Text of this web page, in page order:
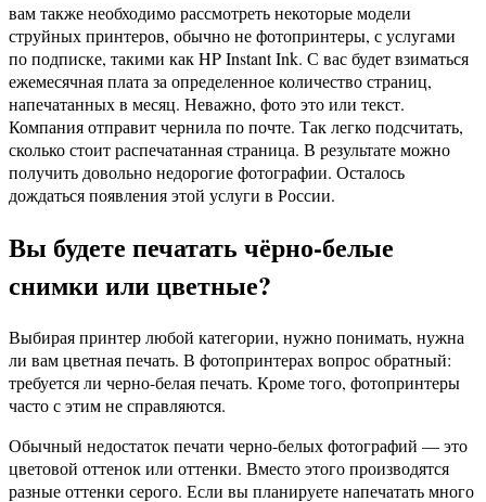
вам также необходимо рассмотреть некоторые модели
струйных принтеров, обычно не фотопринтеры, с услугами
по подписке, такими как HP Instant Ink. С вас будет взиматься
ежемесячная плата за определенное количество страниц,
напечатанных в месяц. Неважно, фото это или текст.
Компания отправит чернила по почте. Так легко подсчитать,
сколько стоит распечатанная страница. В результате можно
получить довольно недорогие фотографии. Осталось
дождаться появления этой услуги в России.
Вы будете печатать чёрно-белые
снимки или цветные?
Выбирая принтер любой категории, нужно понимать, нужна
ли вам цветная печать. В фотопринтерах вопрос обратный:
требуется ли черно-белая печать. Кроме того, фотопринтеры
часто с этим не справляются.
Обычный недостаток печати черно-белых фотографий — это
цветовой оттенок или оттенки. Вместо этого производятся
разные оттенки серого. Если вы планируете напечатать много